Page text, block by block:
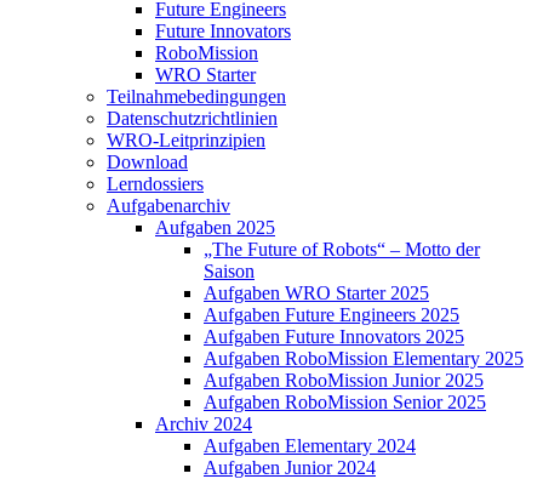
Future Engineers
Future Innovators
RoboMission
WRO Starter
Teilnahmebedingungen
Datenschutzrichtlinien
WRO-Leitprinzipien
Download
Lerndossiers
Aufgabenarchiv
Aufgaben 2025
„The Future of Robots“ – Motto der
Saison
Aufgaben WRO Starter 2025
Aufgaben Future Engineers 2025
Aufgaben Future Innovators 2025
Aufgaben RoboMission Elementary 2025
Aufgaben RoboMission Junior 2025
Aufgaben RoboMission Senior 2025
Archiv 2024
Aufgaben Elementary 2024
Aufgaben Junior 2024